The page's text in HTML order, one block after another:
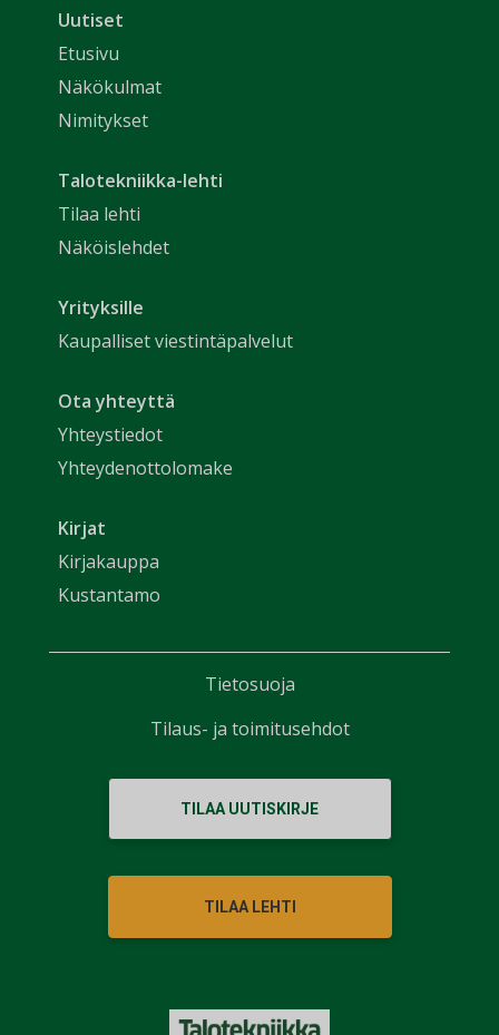
Uutiset
Etusivu
Näkökulmat
Nimitykset
Talotekniikka-lehti
Tilaa lehti
Näköislehdet
Yrityksille
Kaupalliset viestintäpalvelut
Ota yhteyttä
Yhteystiedot
Yhteydenottolomake
Kirjat
Kirjakauppa
Kustantamo
TILAA UUTISKIRJE
TILAA LEHTI
Tietosuoja
Tilaus- ja toimitusehdot